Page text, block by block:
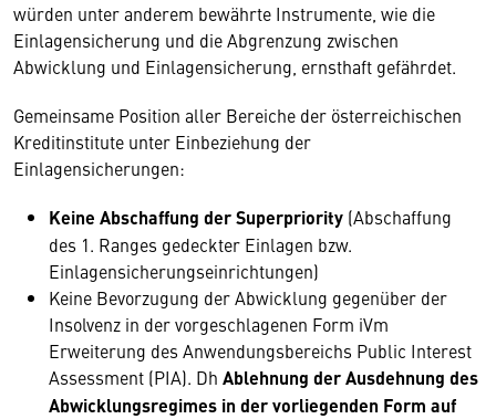
würden unter anderem bewährte Instrumente, wie die
Einlagensicherung und die Abgrenzung zwischen
Abwicklung und Einlagensicherung, ernsthaft gefährdet.
Gemeinsame Position aller Bereiche der österreichischen
Kreditinstitute unter Einbeziehung der
Einlagensicherungen:
Keine Abschaffung der Superpriority (Abschaffung
des 1. Ranges gedeckter Einlagen bzw.
Einlagensicherungseinrichtungen)
Keine Bevorzugung der Abwicklung gegenüber der
Insolvenz in der vorgeschlagenen Form iVm
Erweiterung des Anwendungsbereichs Public Interest
Assessment (PIA). Dh Ablehnung der Ausdehnung des
Abwicklungsregimes in der vorliegenden Form auf